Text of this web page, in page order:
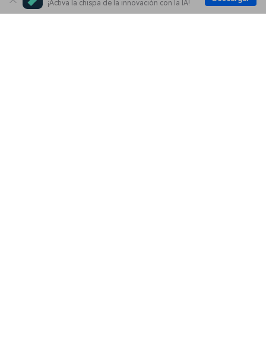
¡Activa la chispa de la innovación con la IA!